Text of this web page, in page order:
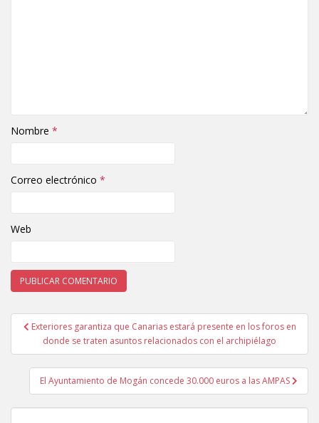
Nombre *
Correo electrónico *
Web
Navegación de entradas
Exteriores garantiza que Canarias estará presente en los foros en
donde se traten asuntos relacionados con el archipiélago
El Ayuntamiento de Mogán concede 30.000 euros a las AMPAS